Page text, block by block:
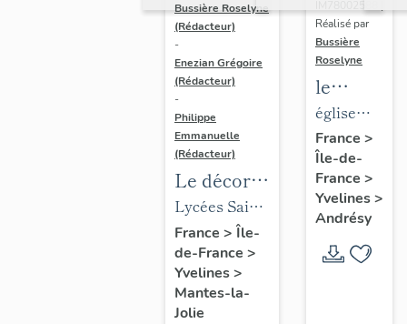
Bussière Roselyne
(Rédacteur)
-
Enezian Grégoire
(Rédacteur)
-
Philippe
Emmanuelle
(Rédacteur)
Le décor
des lycées
de Mantes
Lycées Saint-
Exupéry et
Jean Rostand
France > Île-
de-France >
Yvelines>
Mantes-la-
Jolie
Réalisé par
Bussière
Roselyne
le
mobilier
de
l'église
Saint-
Germain-
de-
Paris
église
paroissiale
Saint-
Germain
France >
Île-de-
France >
Yvelines>
Andrésy